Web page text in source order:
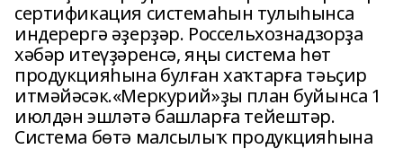
сертификация системаһын тулыһынса
индерергә әҙерҙәр. Россельхознадзорҙа
хәбәр итеүҙәренсә, яңы система һөт
продукцияһына булған хаҡтарға тәьҫир
итмәйәсәк.«Меркурий»ҙы план буйынса 1
июлдән эшләтә башларға тейештәр.
Система бөтә малсылыҡ продукцияһына